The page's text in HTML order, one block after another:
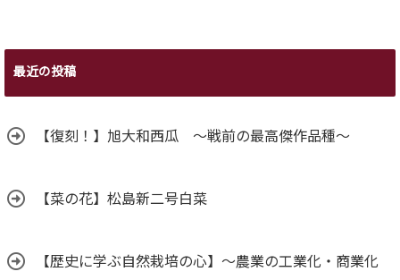
最近の投稿
【復刻！】旭大和西瓜 ～戦前の最高傑作品種～
【菜の花】松島新二号白菜
【歴史に学ぶ自然栽培の心】～農業の工業化・商業化